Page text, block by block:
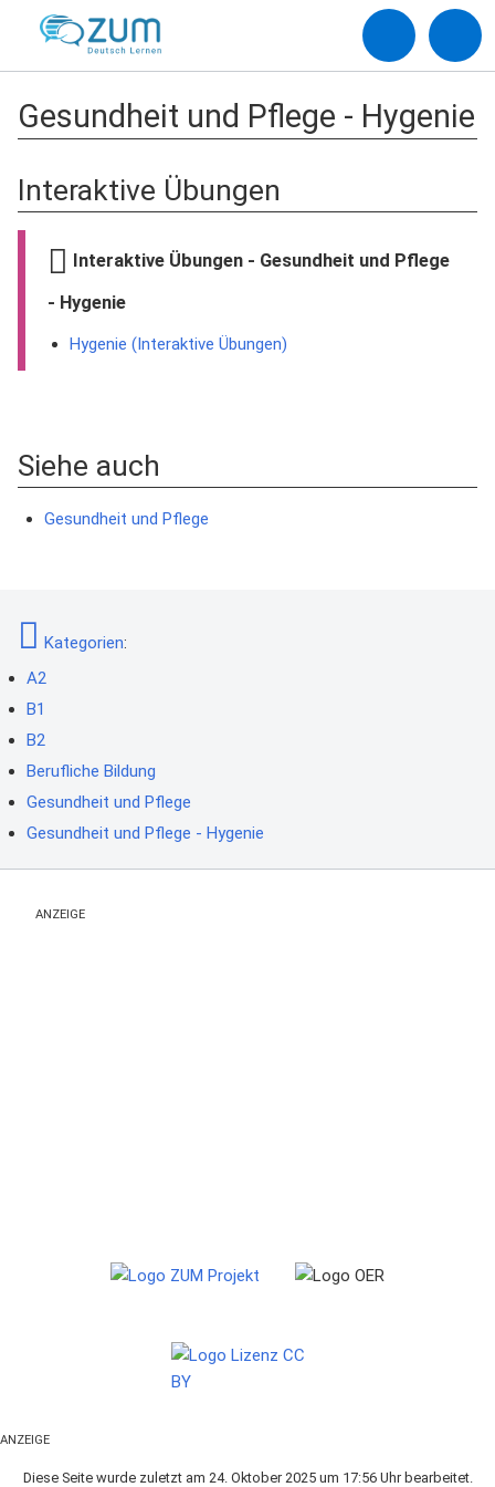
Gesundheit und Pflege - Hygenie
Interaktive Übungen
Interaktive Übungen - Gesundheit und Pflege
- Hygenie
Hygenie (Interaktive Übungen)
Siehe auch
Gesundheit und Pflege
Kategorien:
A2
B1
B2
Berufliche Bildung
Gesundheit und Pflege
Gesundheit und Pflege - Hygenie
ANZEIGE
ANZEIGE
Diese Seite wurde zuletzt am 24. Oktober 2025 um 17:56 Uhr bearbeitet.